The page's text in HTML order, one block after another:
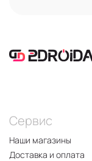
Сервис
Наши магазины
Доставка и оплата